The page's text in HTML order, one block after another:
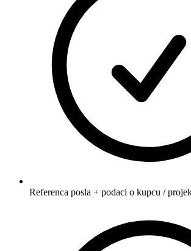
Referenca posla + podaci o kupcu /